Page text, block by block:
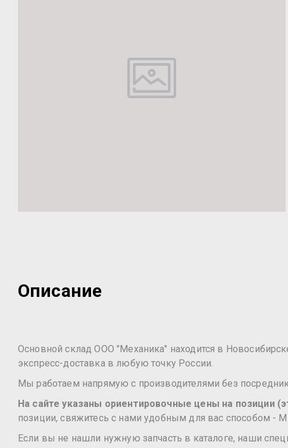
Описание
Основной склад ООО "Механика" находится в
экспресс-доставка в любую точку России.
Мы работаем напрямую с производителями без
На сайте указаны ориентировочные цены на позиции
позиции, свяжитесь с нами удобным для вас способом -
Если вы не нашли нужную запчасть в каталоге, наши